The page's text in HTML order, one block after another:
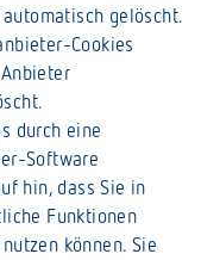
gelöscht.
Cookies
durch eine
Software
hin, dass Sie in
Funktionen
können. Sie